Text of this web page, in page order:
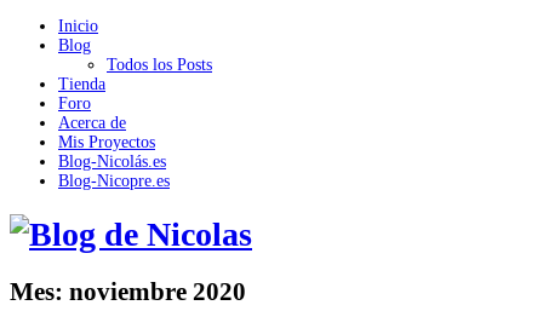
Inicio
Blog
Todos los Posts
Tienda
Foro
Acerca de
Mis Proyectos
Blog-Nicolás.es
Blog-Nicopre.es
Mes: noviembre 2020